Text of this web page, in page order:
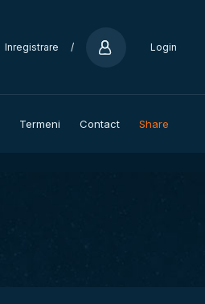
Inregistrare / Login
Termeni Contact Share